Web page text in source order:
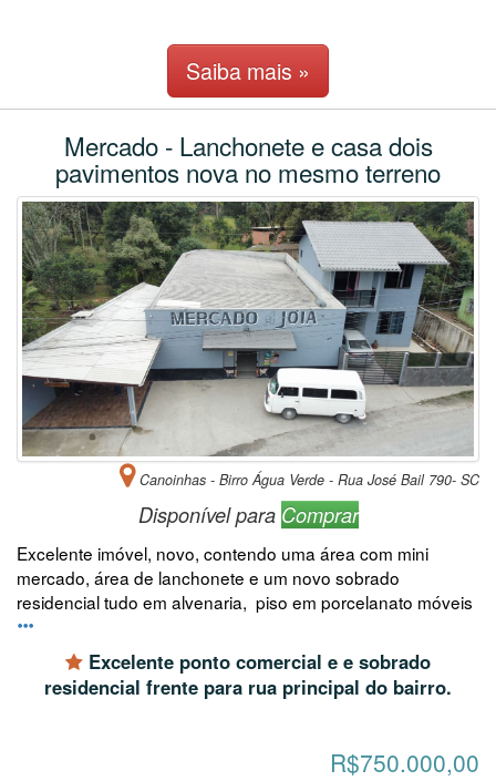
Saiba mais »
Mercado - Lanchonete e casa dois
pavimentos nova no mesmo terreno
Canoinhas - Birro Água Verde - Rua José Bail 790- SC
Disponível para Comprar
Excelente imóvel, novo, contendo uma área com mini
mercado, área de lanchonete e um novo sobrado
residencial tudo em alvenaria, piso em porcelanato móveis
Excelente ponto comercial e e sobrado
residencial frente para rua principal do bairro.
R$750.000,00